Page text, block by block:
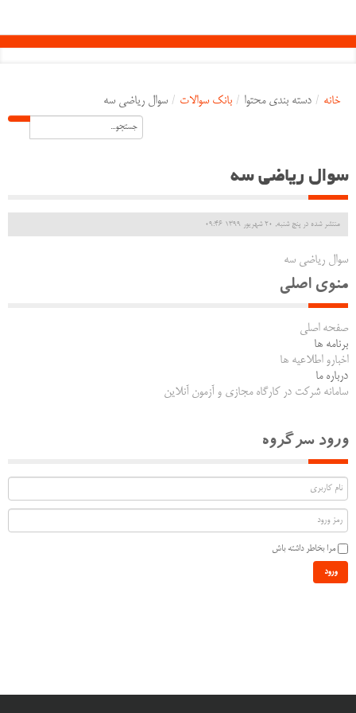
خانه / دسته بندی محتوا / بانک سوالات / سوال ریاضی سه
سوال ریاضی سه
منتشر شده در پنج شنبه, 20 شهریور 1399 09:46
سوال ریاضی سه
منوی اصلی
صفحه اصلی
برنامه ها
اخبارو اطلاعیه ها
درباره ما
سامانه شرکت در کارگاه مجازی و آزمون آنلاین
ورود سرگروه
مرا بخاطر داشته باش
ورود